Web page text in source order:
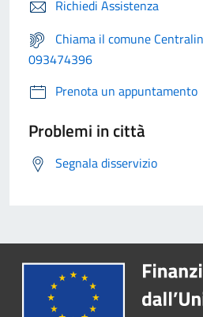
Richiedi Assistenza
Chiama il comune
093474396
Prenota un appuntamento
Problemi in città
Segnala disservizio